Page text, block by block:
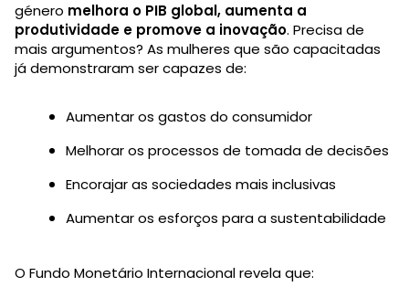
género melhora o PIB global, aumenta a
produtividade e promove a inovação. Precisa de
mais argumentos? As mulheres que são capacitadas
já demonstraram ser capazes de:
Aumentar os gastos do consumidor
Melhorar os processos de tomada de decisões
Encorajar as sociedades mais inclusivas
Aumentar os esforços para a sustentabilidade
O Fundo Monetário Internacional revela que: